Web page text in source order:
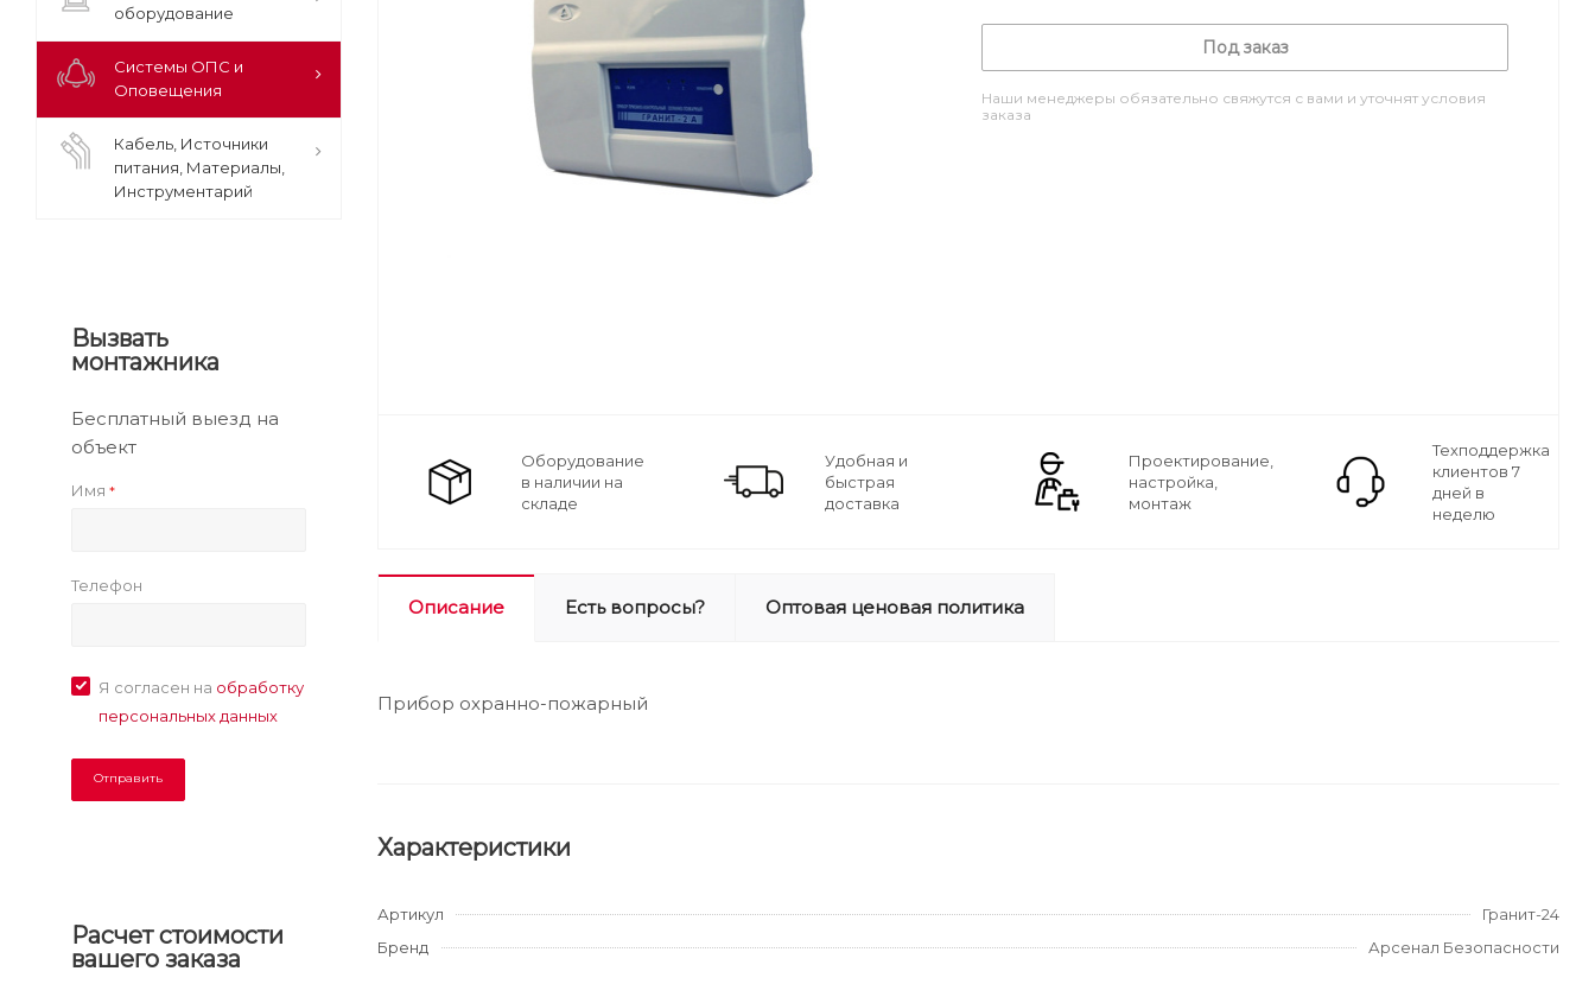
Под заказ
Наши менеджеры обязательно свяжутся с вами и уточнят условия
заказа
Оборудование
в наличии на
складе
Удобная и
быстрая
доставка
Проектирование,
настройка,
монтаж
Техподдержка
клиентов 7
дней в
неделю
Описание Есть вопросы? Оптовая ценовая политика
Прибор охранно-пожарный
Характеристики
Артикул
Гранит-24
Бренд
Арсенал Безопасности
оборудование
Системы ОПС и
Оповещения
Кабель, Источники
питания, Материалы,
Инструментарий
Вызвать
монтажника
Бесплатный выезд на
объект
Имя *
Телефон
Я согласен на обработку
персональных данных
Расчет стоимости
вашего заказа